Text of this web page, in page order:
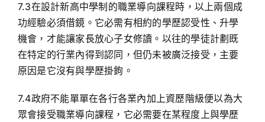
7.3在設計新高中學制的職業導向課程時，以上兩個成
功經驗必須借鏡。它必需有相約的學歷認受性、升學
機會，才能讓家長放心子女修讀。以往的學徒計劃既
在特定的行業內得到認同，但仍未被廣泛接受，主要
原因是它沒有與學歷掛鉤。
7.4政府不能單單在各行各業內加上資歷階級便以為大
眾會接受職業導向課程，它必需要在某程度上與學歷